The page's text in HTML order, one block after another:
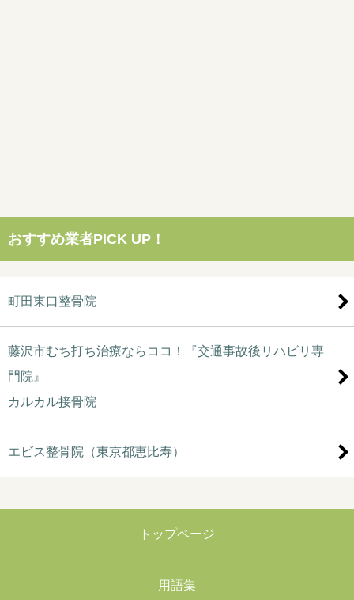
おすすめ業者PICK UP！
町田東口整骨院
藤沢市むち打ち治療ならココ！『交通事故後リハビリ専
門院』
カルカル接骨院
エビス整骨院（東京都恵比寿）
トップページ
用語集